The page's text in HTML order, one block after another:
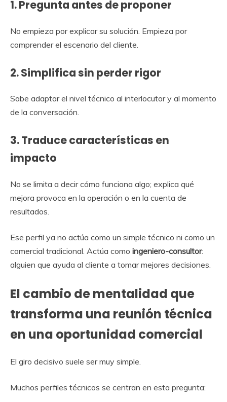
1. Pregunta antes de proponer
No empieza por explicar su solución. Empieza por
comprender el escenario del cliente.
2. Simplifica sin perder rigor
Sabe adaptar el nivel técnico al interlocutor y al momento
de la conversación.
3. Traduce características en
impacto
No se limita a decir cómo funciona algo; explica qué
mejora provoca en la operación o en la cuenta de
resultados.
Ese perfil ya no actúa como un simple técnico ni como un
comercial tradicional. Actúa como ingeniero-consultor:
alguien que ayuda al cliente a tomar mejores decisiones.
El cambio de mentalidad que
transforma una reunión técnica
en una oportunidad comercial
El giro decisivo suele ser muy simple.
Muchos perfiles técnicos se centran en esta pregunta: